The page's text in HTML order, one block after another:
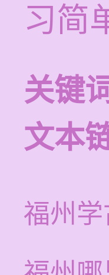
习简
关键
文本
福州